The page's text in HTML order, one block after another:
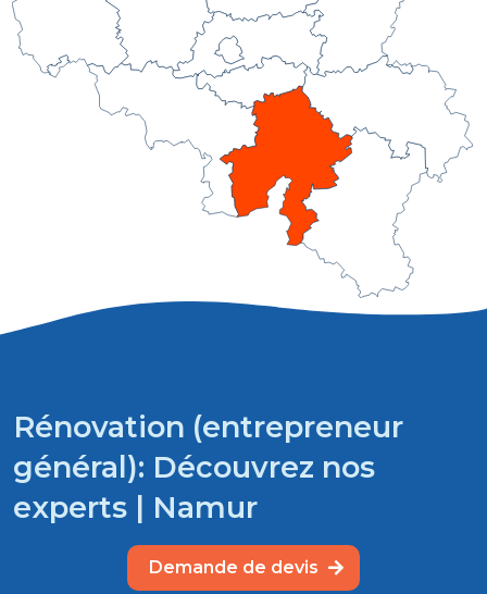
Rénovation (entrepreneur
général): Découvrez nos
experts | Namur
Demande de devis